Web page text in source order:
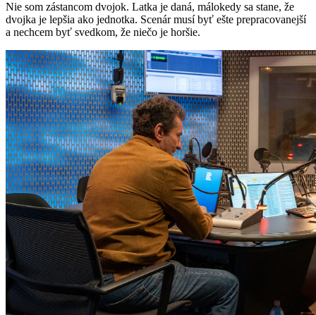
Nie som zástancom dvojok. Latka je daná, málokedy sa stane, že
dvojka je lepšia ako jednotka. Scenár musí byť ešte prepracovanejší
a nechcem byť svedkom, že niečo je horšie.